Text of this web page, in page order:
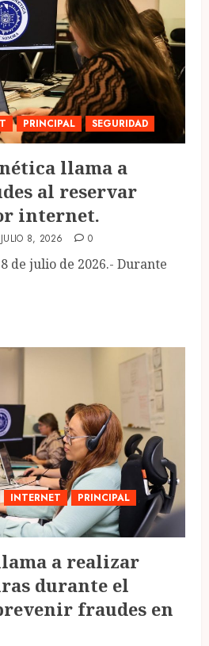
PRINCIPAL SEGURIDAD
llama a
al reservar
internet.
JULIO 8, 2026 0
de julio de 2026.- Durante
INTERNET
PRINCIPAL
a realizar
durante el
fraudes en